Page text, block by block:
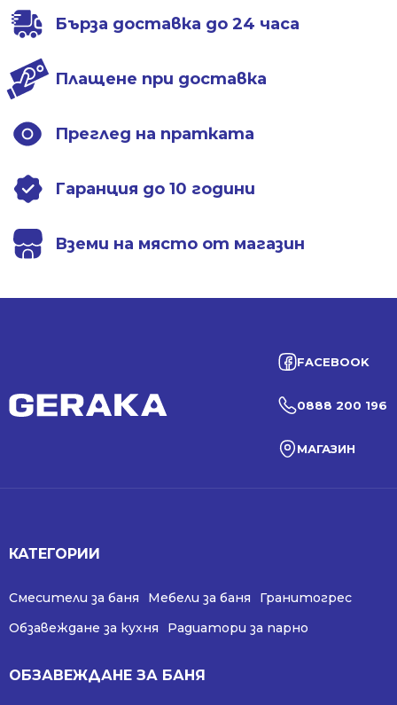
Бърза доставка до 24 часа
Плащене при доставка
Преглед на пратката
Гаранция до 10 години
Вземи на място от магазин
FACEBOOK
0888 200 196
МАГАЗИН
КАТЕГОРИИ
Смесители за баня Мебели за баня
Гранитогрес
Обзавеждане за кухня
Радиатори за парно
ОБЗАВЕЖДАНЕ ЗА БАНЯ